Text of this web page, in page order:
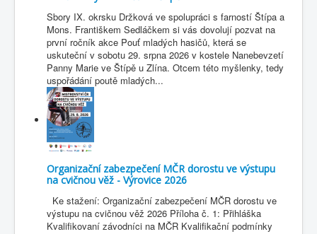
Sbory IX. okrsku Držková ve spolupráci s farností Štípa a
Mons. Františkem Sedláčkem si vás dovolují pozvat na
první ročník akce Pouť mladých hasičů, která se
uskuteční v sobotu 29. srpna 2026 v kostele Nanebevzetí
Panny Marie ve Štípě u Zlína. Otcem této myšlenky, tedy
uspořádání poutě mladých...
Organizační zabezpečení MČR dorostu ve výstupu
na cvičnou věž - Výrovice 2026
Ke stažení: Organizační zabezpečení MČR dorostu ve
výstupu na cvičnou věž 2026 Příloha č. 1: Přihláška
Kvalifikovaní závodníci na MČR Kvalifikační podmínky